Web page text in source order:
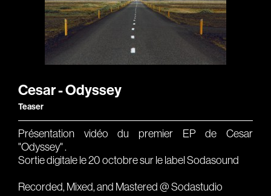
Gears & Instruments
Music
Recording
Mixing
Mastering
Cesar - Odyssey
Teaser
Présentation vidéo du premier EP de Cesar
"Odyssey" .
Sortie digitale le 20 octobre sur le label Sodasound
Recorded, Mixed, and Mastered @ Sodastudio